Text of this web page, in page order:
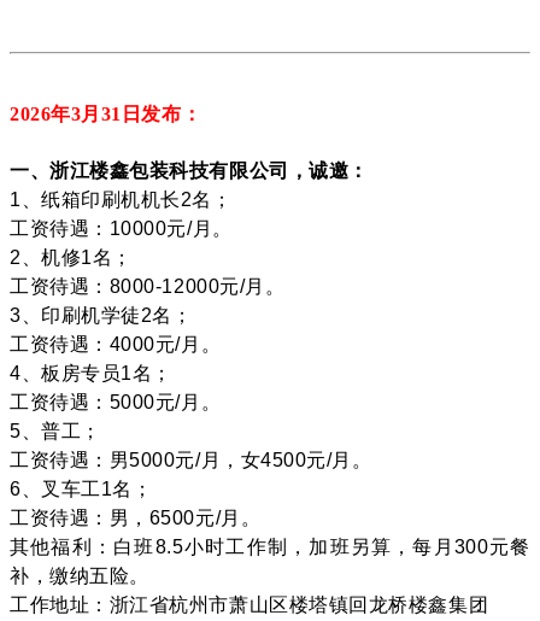
2026年3月31 日发布：
一、浙江楼鑫包装科技有限公司，诚邀：
1、纸箱印刷机机长2名；
工资待遇：10000元/月。
2、机修1名；
工资待遇：8000-12000元/月。
3、印刷机学徒2名；
工资待遇：4000元/月。
4、板房专员1名；
工资待遇：5000元/月。
5、普工；
工资待遇：男5000元/月，女4500元/月。
6、叉车工1名；
工资待遇：男，6500元/月。
其他福利：白班8.5小时工作制，加班另算，每月300元餐
补，缴纳五险。
工作地址：浙江省杭州市萧山区楼塔镇回龙桥楼鑫集团